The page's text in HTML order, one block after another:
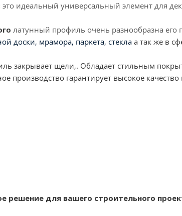
это идеальный универсальный элемент для
латунный профиль очень разнообразна его
доски, мрамора, паркета, стекла а так же в
закрывает щели,. Обладает стильным
производство гарантирует высокое
для вашего строительного